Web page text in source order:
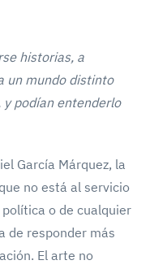
historias, a
un mundo distinto
y podían entenderlo
García Márquez, la
no está al servicio
o de cualquier
de responder más
El arte no